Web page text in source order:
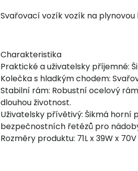
Svařovací vozík vozík na plynovou
Charakteristika
Praktické a uživatelsky příjemné:
Kolečka s hladkým chodem:
Stabilní rám: Robustní ocelový
dlouhou životnost.
Uživatelsky přívětivý: Šikmá horní
bezpečnostních řetězů pro
Rozměry produktu: 71L x 39W x